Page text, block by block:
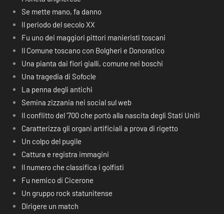
Se mette mano, fa danno
Il periodo del secolo XX
Fu uno dei maggiori pittori manieristi toscani
Il Comune toscano con Bolgheri e Donoratico
Una pianta dai fiori gialli, comune nei boschi
Una tragedia di Sofocle
La penna degli antichi
Semina zizzania nei social sul web
Il conflitto del ‘700 che portò alla nascita degli Stati Uniti
Caratterizza gli organi artificiali a prova di rigetto
Un colpo del pugile
Cattura e registra immagini
Il numero che classifica i golfisti
Fu nemico di Cicerone
Un gruppo rock statunitense
Dirigere un match